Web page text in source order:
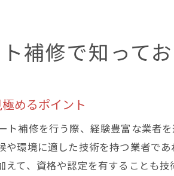
実際の施工
費用対効果
地域密着業
補修で知って
めるポイント
ト補修を行う際、経験豊富な業者
や環境に適した技術を持つ業者で
えて、資格や認定を有することも